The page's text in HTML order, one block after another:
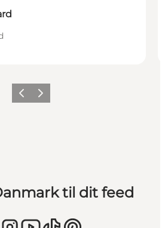
ForrigeNæste
til dit feed